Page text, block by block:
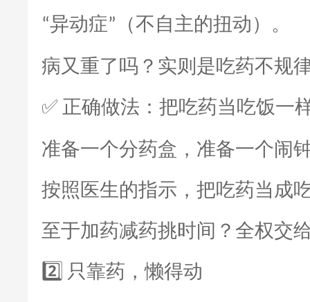
“异动症”
（不自主的扭动）。
病又重了吗？实则是吃药不规
✅ 正确做法：把吃药当吃饭一
准备一个分药盒，准备一个闹
按照医生的指示，把吃药当成
至于加药减药挑时间？全权交
2️⃣ 只靠药，懒得动